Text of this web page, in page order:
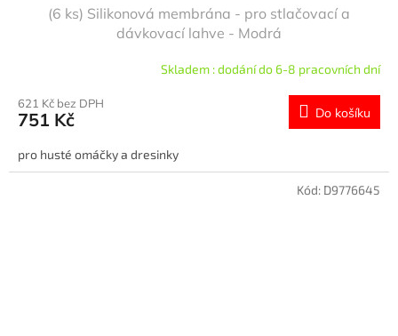
(6 ks) Silikonová membrána - pro stlačovací a
dávkovací lahve - Modrá
Skladem : dodání do 6-8 pracovních dní
621 Kč bez DPH
751 Kč Do košíku
pro husté omáčky a dresinky
Kód: D9776645